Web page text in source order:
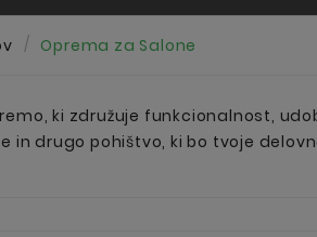
Oprema za Salone
ki združuje funkcionalnost,
drugo pohištvo, ki bo tvoje